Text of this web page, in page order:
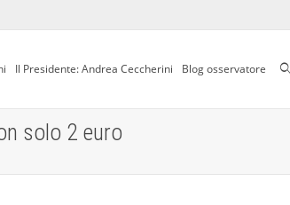
Il Presidente: Andrea Ceccherini Blog osservatore
solo 2 euro